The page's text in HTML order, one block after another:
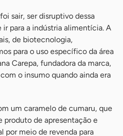
sair, ser disruptivo dessa
para a indústria alimentícia. A
de biotecnologia,
para o uso específico da área
Carepa, fundadora da marca,
o insumo quando ainda era
um caramelo de cumaru, que
produto de apresentação e
por meio de revenda para